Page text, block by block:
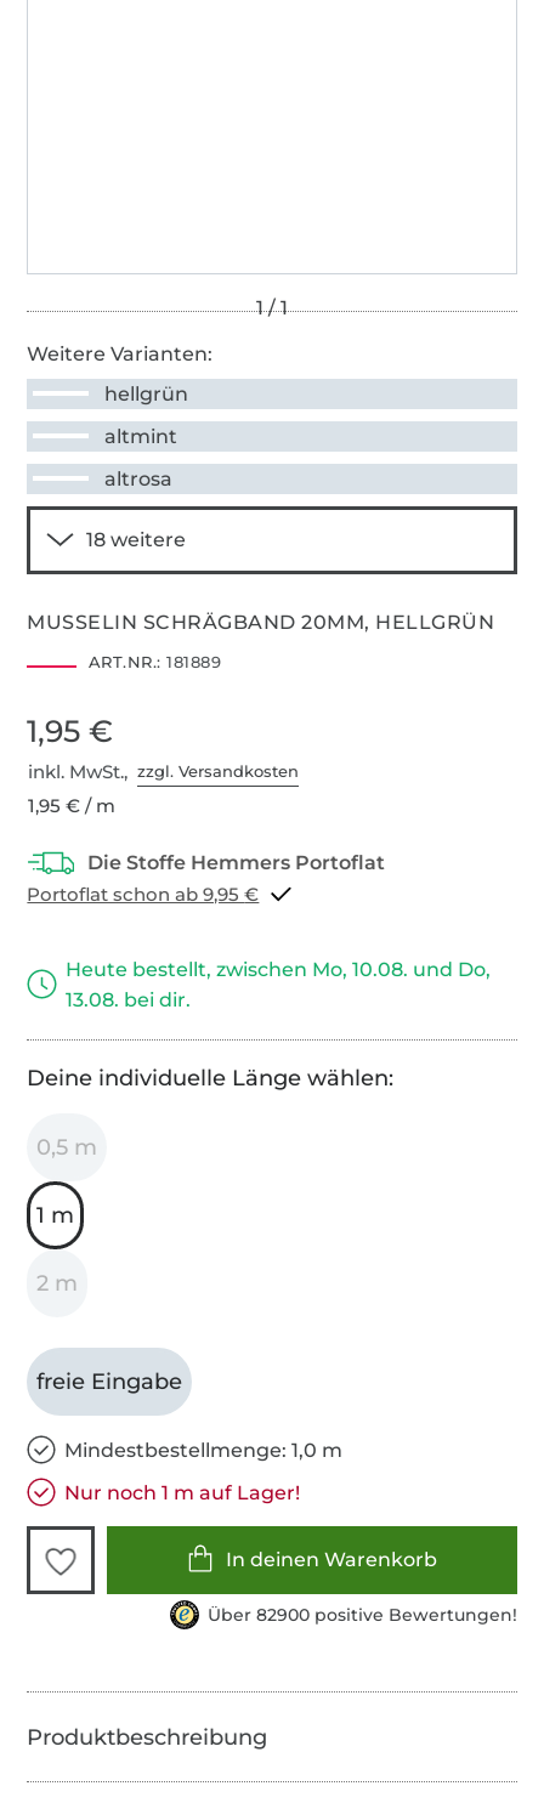
Weitere Varianten:
hellgrün
altmint
altrosa
MUSSELIN SCHRÄGBAND 20MM, HELLGRÜN
ART.NR.: 181889
1,95 €
inkl. MwSt.,zzgl. Versandkosten
1,95 € / m
Portoflat schon ab 9,95 €
Heute bestellt, zwischen Mo, 10.08. und Do,
13.08. bei dir.
Deine individuelle Länge wählen:
0,5 m
1 m
2 m
freie Eingabe
Mindestbestellmenge: 1,0 m
Nur noch 1 m auf Lager!
In deinen Warenkorb
Über 82900 positive Bewertungen!